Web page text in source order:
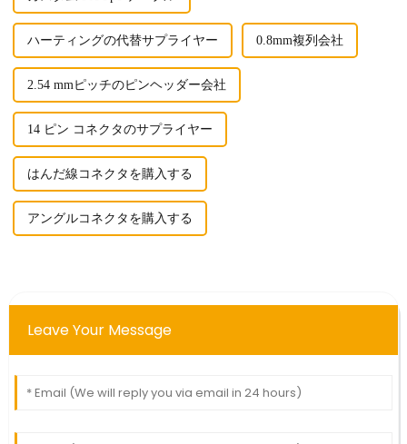
ハーティングの代替サプライヤー 0.8mm複列会社
2.54 mmピッチのピンヘッダー会社
14 ピン コネクタのサプライヤー
はんだ線コネクタを購入する
アングルコネクタを購入する
Leave Your Message